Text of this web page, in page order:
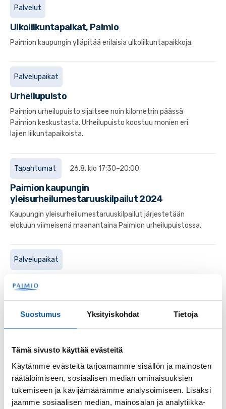
Suostumus Yksityiskohdat Tietoja
Tämä sivusto käyttää evästeitä
Käytämme evästeitä tarjoamamme sisällön ja mainosten
räätälöimiseen, sosiaalisen median ominaisuuksien
tukemiseen ja kävijämäärämme analysoimiseen. Lisäksi
jaamme sosiaalisen median, mainosalan ja analytiikka-
Palvelut
Ulkoliikuntapaikat, Paimio
Paimion kaupungin ylläpitää erilaisia ulkoliikuntapaikkoja.
Palvelupaikat
Urheilupuisto
Paimion urheilupuisto sijaitsee noin kilometrin päässä
Paimion keskustasta. Urheilupuisto koostuu monien eri
lajien liikuntapaikoista.
Tapahtumat 26.8. klo 17:30–20:00
Paimion kaupungin
yleisurheilumestaruuskilpailut 2024
Kaupungin yleisurheilumestaruuskilpailut järjestetään
elokuun viimeisenä maanantaina Paimion urheilupuistossa.
Palvelupaikat
Vieressä on myös leikkipuisto.
Sivut
Miniolympialaiset
Sivut